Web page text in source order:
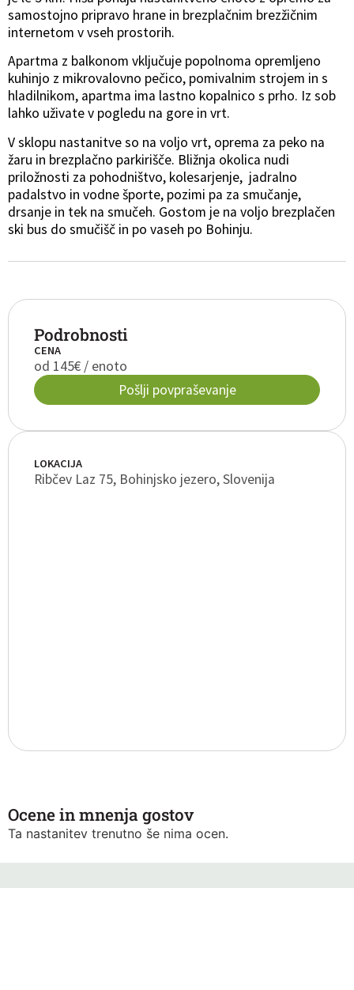
samostojno pripravo hrane in brezplačnim brezžičnim
internetom v vseh prostorih.
Apartma z balkonom vključuje popolnoma opremljeno
kuhinjo z mikrovalovno pečico, pomivalnim strojem in s
hladilnikom, apartma ima lastno kopalnico s prho. Iz sob
lahko uživate v pogledu na gore in vrt.
V sklopu nastanitve so na voljo vrt, oprema za peko na
žaru in brezplačno parkirišče. Bližnja okolica nudi
priložnosti za pohodništvo, kolesarjenje, jadralno
padalstvo in vodne športe, pozimi pa za smučanje,
drsanje in tek na smučeh. Gostom je na voljo brezplačen
ski bus do smučišč in po vaseh po Bohinju.
Podrobnosti
CENA
od 145€ / enoto
Pošlji povpraševanje
LOKACIJA
Ribčev Laz 75, Bohinjsko jezero, Slovenija
Ocene in mnenja gostov
Ta nastanitev trenutno še nima ocen.